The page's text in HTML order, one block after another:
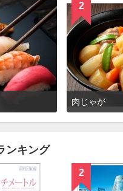
2
肉じゃが
ンキング
2